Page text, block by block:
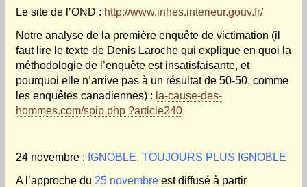
Le site de l’OND : http://www.inhes.interieur.gouv.fr/
Notre analyse de la première enquête de victimation (il
faut lire le texte de Denis Laroche qui explique en quoi la
méthodologie de l’enquête est insatisfaisante, et
pourquoi elle n’arrive pas à un résultat de 50-50, comme
les enquêtes canadiennes) : la-cause-des-
hommes.com/spip.php ?article240
24 novembre : IGNOBLE, TOUJOURS PLUS IGNOBLE
A l’approche du 25 novembre est diffusé à partir